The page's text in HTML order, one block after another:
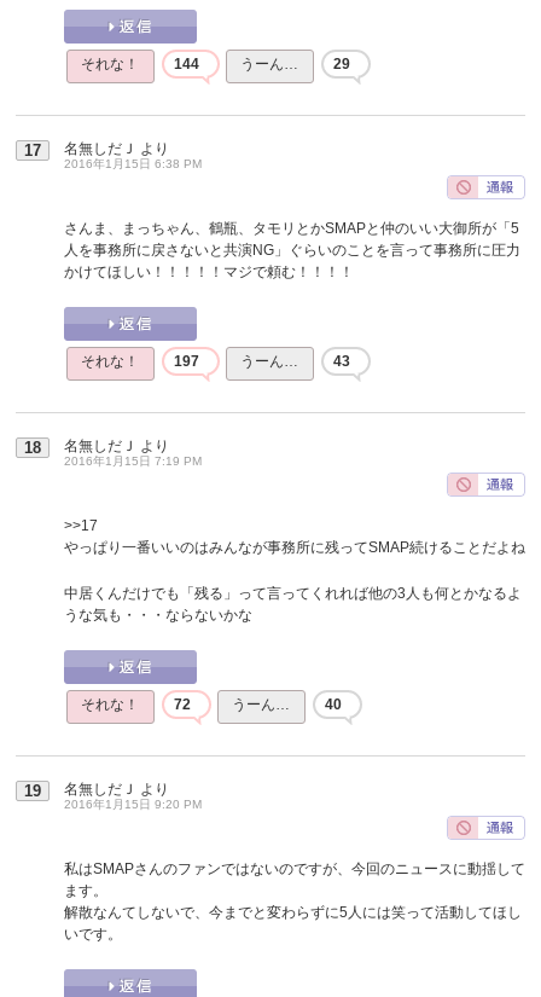
それな！ 144 うーん… 29
17 名無しだＪ より
2016年1月15日 6:38 PM
さんま、まっちゃん、鶴瓶、タモリとかSMAPと仲のいい大御所が「5
人を事務所に戻さないと共演NG」ぐらいのことを言って事務所に圧力
かけてほしい！！！！！マジで頼む！！！！
それな！ 197 うーん… 43
18 名無しだＪ より
2016年1月15日 7:19 PM
>>17
やっぱり一番いいのはみんなが事務所に残ってSMAP続けることだよね
中居くんだけでも「残る」って言ってくれれば他の3人も何とかなるよ
うな気も・・・ならないかな
それな！ 72 うーん… 40
19 名無しだＪ より
2016年1月15日 9:20 PM
私はSMAPさんのファンではないのですが、今回のニュースに動揺して
ます。
解散なんてしないで、今までと変わらずに5人には笑って活動してほし
いです。